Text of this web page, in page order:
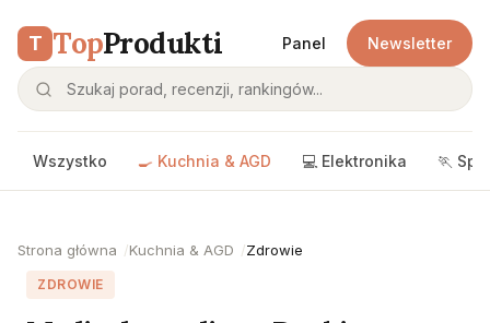
T TopProdukti Panel Newsletter
Wszystko 🍳 Kuchnia & AGD 💻 Elektronika 🏃
Strona główna Kuchnia & AGD Zdrowie
ZDROWIE